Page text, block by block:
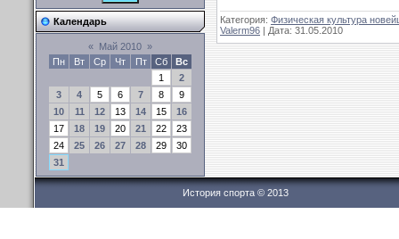
Календарь
« Май 2010 »
Пн
Вт Ср Чт Пт Сб
Вс
1
2
3
4 5 6 7 8
9
10
11 12 13 14 15
16
17
18 19 20 21 22
23
24
25 26 27 28 29
30
31
Категория: Физическая культура
Valerm96 | Дата: 31.05.2010
История спорта © 2013